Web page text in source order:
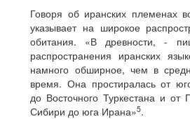
Говоря об иранских племенах
указывает на широкое
обитания. «В древности, -
распространения иранских
намного обширное, чем в
время. Она простиралась от
до Восточного Туркестана и
Сибири до юга Ирана»5.